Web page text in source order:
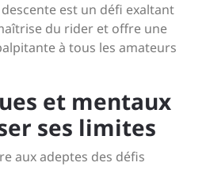
est un défi exaltant
du rider et offre une
à tous les amateurs
et mentaux
ses limites
aux adeptes des défis